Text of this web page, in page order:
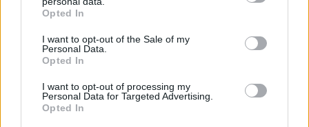
grant or deny consent to Google and its third-party tags to
use your data for below specified purposes in below Google
consent section.
Opted In
I want to opt-out of the Sale of my
Personal Data.
Opted In
I want to opt-out of processing my
Personal Data for Targeted Advertising.
Opted In
Forbes: Οι καλύτεροι προορισμοί στον κόσμο για
να ζήσεις μετά την σύνταξη, ανάμεσά τους και
τέσσερις πόλεις της Ελλάδας
10.08.2026, 11:37